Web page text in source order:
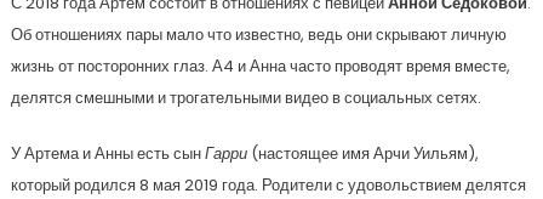
Об отношениях пары мало что известно, ведь они скрывают личную
жизнь от посторонних глаз. А4 и Анна часто проводят время вместе,
делятся смешными и трогательными видео в социальных сетях.
У Артема и Анны есть сынГарри(настоящее имя Арчи Уильям),
который родился 8 мая 2019 года. Родители с удовольствием делятся